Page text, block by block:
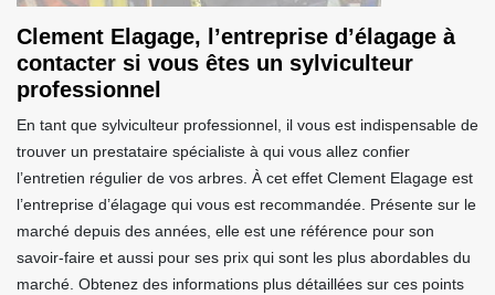
Clement Elagage, l’entreprise d’élagage à
contacter si vous êtes un sylviculteur
professionnel
En tant que sylviculteur professionnel, il vous est indispensable de
trouver un prestataire spécialiste à qui vous allez confier
l’entretien régulier de vos arbres. À cet effet Clement Elagage est
l’entreprise d’élagage qui vous est recommandée. Présente sur le
marché depuis des années, elle est une référence pour son
savoir-faire et aussi pour ses prix qui sont les plus abordables du
marché. Obtenez des informations plus détaillées sur ces points